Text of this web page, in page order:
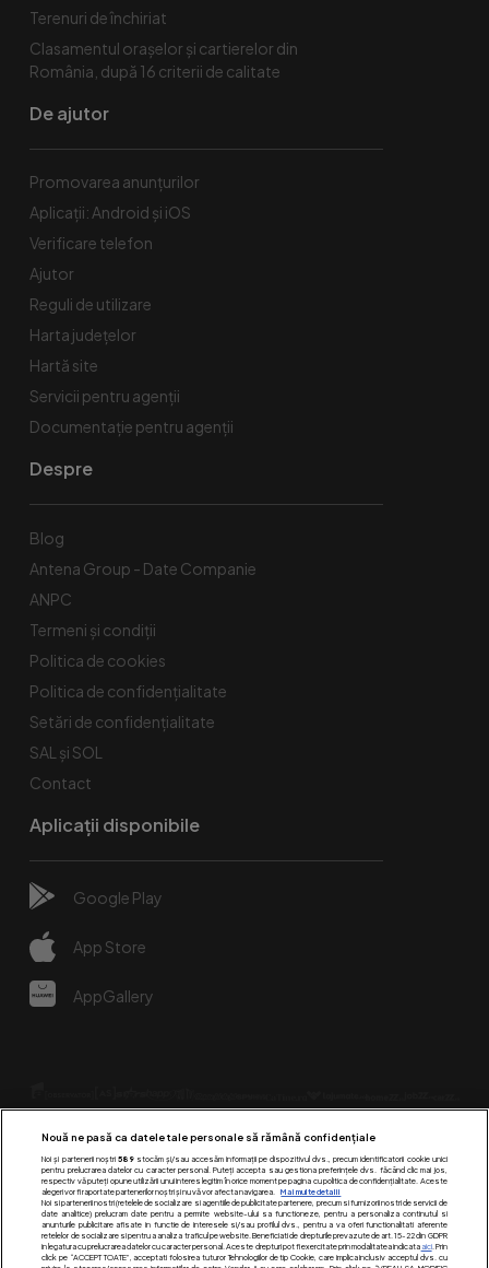
Terenuri de închiriat
Clasamentul orașelor și cartierelor din
România, după 16 criterii de calitate
De ajutor
Promovarea anunțurilor
Aplicații: Android și iOS
Verificare telefon
Ajutor
Reguli de utilizare
Harta județelor
Hartă site
Servicii pentru agenții
Documentație pentru agenții
Despre
Blog
Antena Group - Date Companie
ANPC
Termeni și condiții
Politica de cookies
Politica de confidențialitate
Setări de confidențialitate
SAL și SOL
Contact
Aplicații disponibile
Google Play
App Store
AppGallery
Urmărește-ne pe:
Nouă ne pasă ca datele tale personale să rămână confidențiale
Noi și partenerii noștri 589stocăm și/sau accesăm informații pe dispozitivul dvs., precum identificatorii cookie unici
pentru prelucrarea datelor cu caracter personal. Puteți accepta sau gestiona preferințele dvs. făcând clic mai jos,
respectiv vă puteți opune utilizării unui interes legitim în orice moment pe pagina cu politica de confidențialitate. Aceste
alegeri vor fi raportate partenerilor noștri și nu vă vor afecta navigarea.
Mai multe detalii
Noi si partenerii nostri (retelele de socializare si agentiile de publicitate partenere, precum si furnizorii nostri de servicii de
date analitice) prelucram date pentru a permite website-ului sa functioneze, pentru a personaliza continutul si
anunturile publicitare afisate in functie de interesele si/sau profilul dvs., pentru a va oferi functionalitati aferente
retelelor de socializare si pentru a analiza traficul pe website. Beneficiati de drepturile prevazute de art. 15-22 din GDPR
in legatura cu prelucrarea datelor cu caracter personal. Aceste drepturi pot fi exercitate prin modalitatea indicataaici. Prin
click pe “ACCEPT TOATE”, acceptati folosirea tuturor Tehnologiilor de tip Cookie, care implica inclusiv acceptul dvs. cu